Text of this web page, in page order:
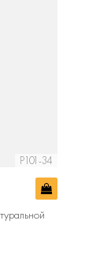
P101-34